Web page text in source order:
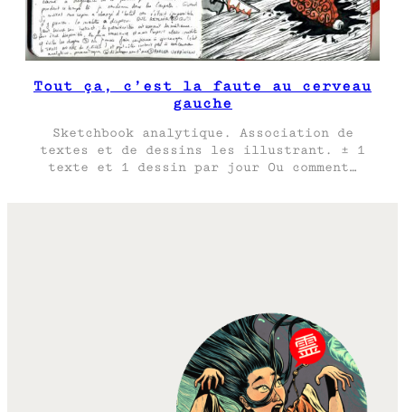
Tout ça, c’est la faute au cerveau
gauche
Sketchbook analytique. Association de
textes et de dessins les illustrant. ± 1
texte et 1 dessin par jour Ou comment…